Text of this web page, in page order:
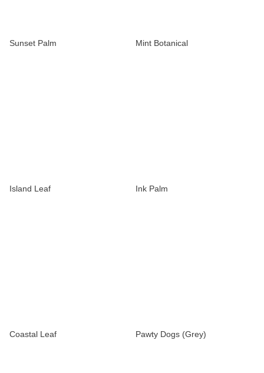
Sunset Palm Mint Botanical
Island Leaf Ink Palm
Coastal Leaf Pawty Dogs (Grey)